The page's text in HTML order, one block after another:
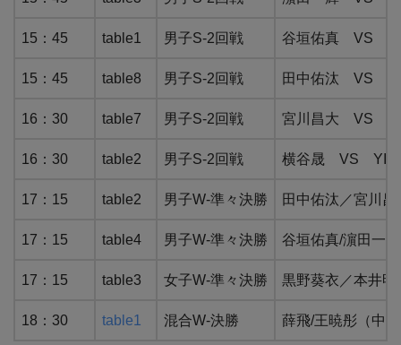
15：45 table1 男子S-2回戦 谷垣佑真 VS
15：45 table8 男子S-2回戦 田中佑汰 VS LI
16：30 table7 男子S-2回戦 宮川昌大 VS
16：30 table2 男子S-2回戦 横谷晟 VS
17：15 table2 男子W-準々決勝 田中佑汰／宮川
17：15 table4 男子W-準々決勝 谷垣佑真/濵田一
17：15 table3 女子W-準々決勝 黒野葵衣／本井
18：30 table1 混合W-決勝 薛飛/王暁彤（中